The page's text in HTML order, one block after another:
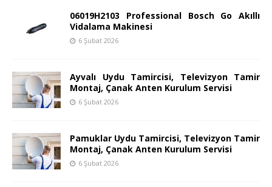
06019H2103 Professional Bosch Go Akıllı
Vidalama Makinesi
6 Şubat 2026
Ayvalı Uydu Tamircisi, Televizyon Tamir
Montaj, Çanak Anten Kurulum Servisi
6 Şubat 2026
Pamuklar Uydu Tamircisi, Televizyon Tamir
Montaj, Çanak Anten Kurulum Servisi
6 Şubat 2026